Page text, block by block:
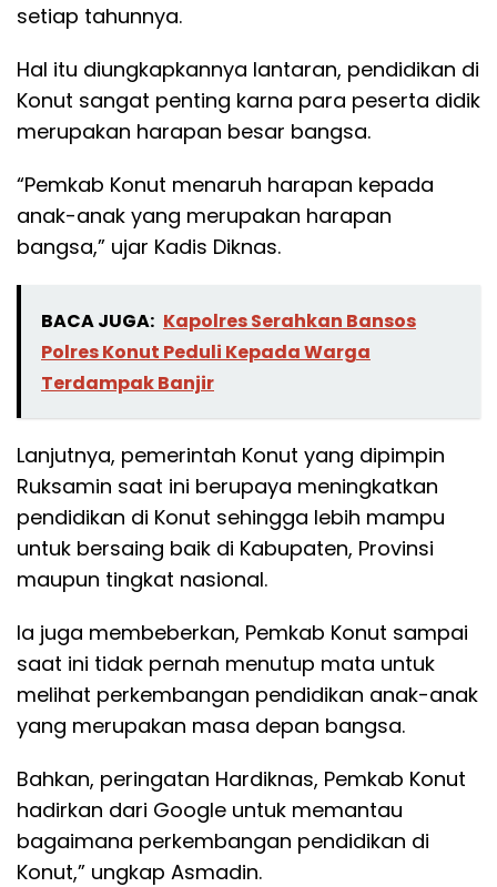
setiap tahunnya.
Hal itu diungkapkannya lantaran, pendidikan di
Konut sangat penting karna para peserta didik
merupakan harapan besar bangsa.
“Pemkab Konut menaruh harapan kepada
anak-anak yang merupakan harapan
bangsa,” ujar Kadis Diknas.
BACA JUGA: Kapolres Serahkan Bansos
Polres Konut Peduli Kepada Warga
Terdampak Banjir
Lanjutnya, pemerintah Konut yang dipimpin
Ruksamin saat ini berupaya meningkatkan
pendidikan di Konut sehingga lebih mampu
untuk bersaing baik di Kabupaten, Provinsi
maupun tingkat nasional.
Ia juga membeberkan, Pemkab Konut sampai
saat ini tidak pernah menutup mata untuk
melihat perkembangan pendidikan anak-anak
yang merupakan masa depan bangsa.
Bahkan, peringatan Hardiknas, Pemkab Konut
hadirkan dari Google untuk memantau
bagaimana perkembangan pendidikan di
Konut,” ungkap Asmadin.